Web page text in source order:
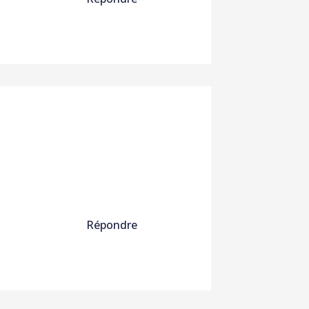
Répondre